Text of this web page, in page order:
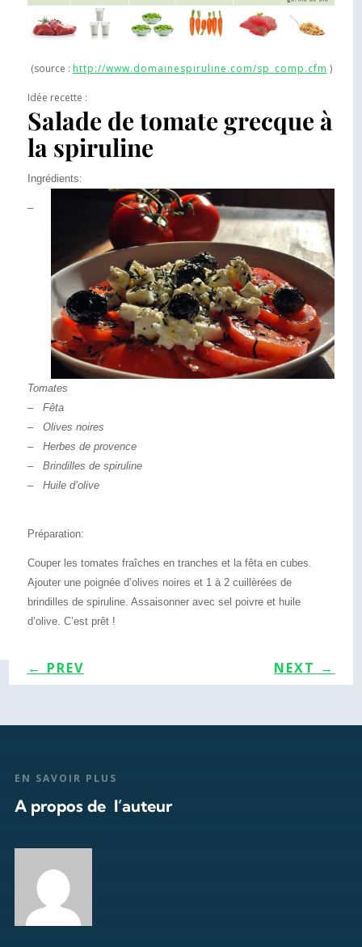
(source : http://www.domainespiruline.com/sp_comp.cfm )
Idée recette :
Salade de tomate grecque à
la spiruline
Ingrédients:
–
Tomates
– Fêta
– Olives noires
– Herbes de provence
– Brindilles de spiruline
– Huile d’olive
Préparation:
Couper les tomates fraîches en tranches et la fêta en cubes.
Ajouter une poignée d’olives noires et 1 à 2 cuillèrées de
brindilles de spiruline. Assaisonner avec sel poivre et huile
d’olive. C’est prêt !
← PREV NEXT →
EN SAVOIR PLUS
A propos de l’auteur